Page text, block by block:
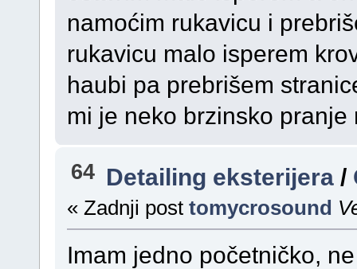
namoćim rukavicu i
rukavicu malo isperem
haubi pa prebrišem
mi je neko brzinsko
64 Detailing eksterijera /
« Zadnji post tomycrosound
Imam jedno početničko,